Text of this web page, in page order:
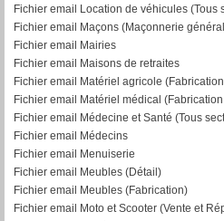
Fichier email Location de véhicules (Tous
Fichier email Maçons (Maçonnerie
Fichier email Mairies
Fichier email Maisons de retraites
Fichier email Matériel agricole
Fichier email Matériel médical
Fichier email Médecine et Santé (Tous
Fichier email Médecins
Fichier email Menuiserie
Fichier email Meubles (Détail)
Fichier email Meubles (Fabrication)
Fichier email Moto et Scooter (Vente et